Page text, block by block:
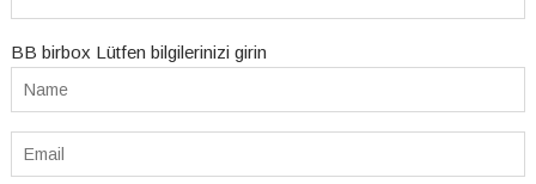
BB birbox Lütfen bilgilerinizi girin